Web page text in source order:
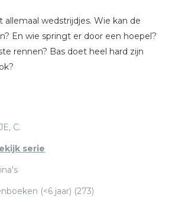
allemaal wedstrijdjes. Wie kan de
En wie springt er door een hoepel?
rennen? Bas doet heel hard zijn
C.
serie
(<6 jaar) (273)